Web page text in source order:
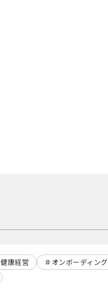
健康経営 オンボーディング